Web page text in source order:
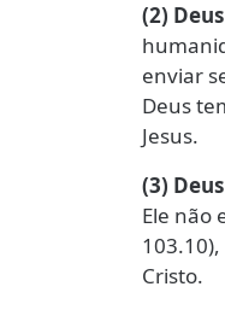
(2)
enviar
Deus
Jesus.
(3)
Ele não
Cristo.